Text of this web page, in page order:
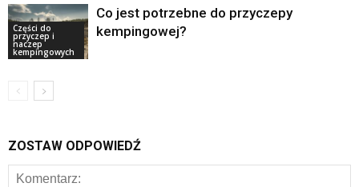
Części do
przyczep i
naczep
kempingowych
Co jest potrzebne do przyczepy
kempingowej?
ZOSTAW ODPOWIEDŹ